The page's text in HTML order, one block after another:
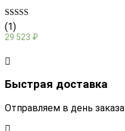
Rated
5.00
out of 5
(1)
29 523 ₽
Быстрая доставка
Отправляем в день заказа